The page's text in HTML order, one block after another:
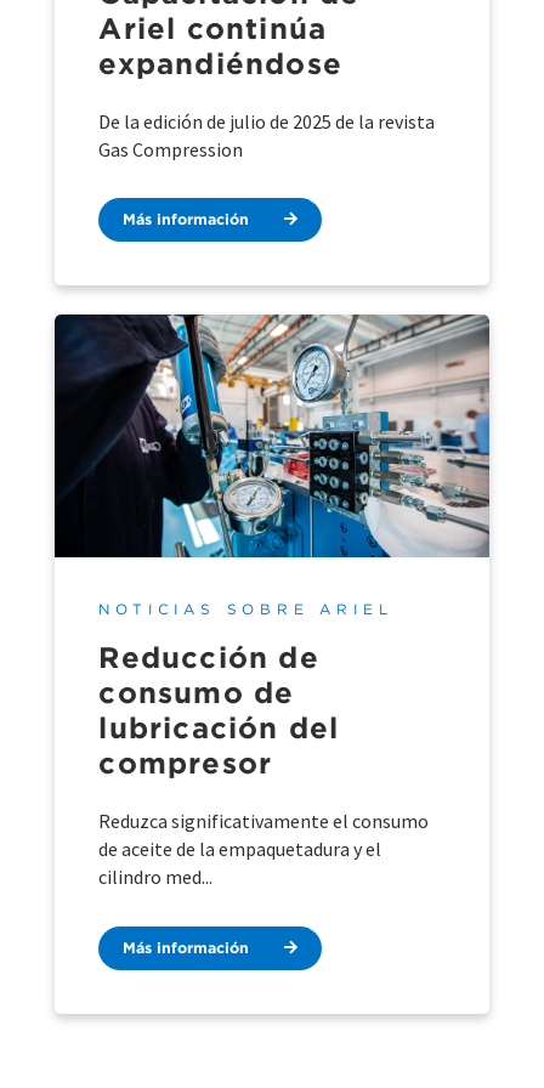
Ariel continúa
expandiéndose
De la edición de julio de 2025 de la revista
Gas Compression
Más información
NOTICIAS SOBRE ARIEL
Reducción de
consumo de
lubricación del
compresor
Reduzca significativamente el consumo
de aceite de la empaquetadura y el
cilindro med...
Más información